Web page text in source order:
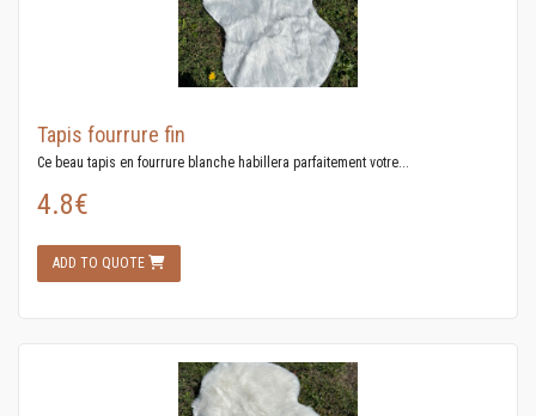
Tapis fourrure fin
Ce beau tapis en fourrure blanche habillera parfaitement votre...
4.8€
ADD TO QUOTE